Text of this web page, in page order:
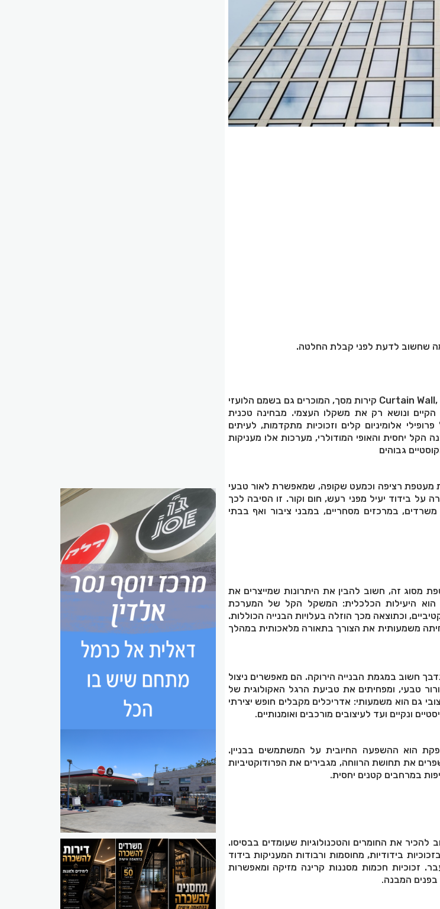
שחשוב לדעת לפני קבלת החלטה.
קירות מסך, המוכרים גם בשמם הלועזי Curtain Wall, הם רכיב מעטפת חיצונית שאינו נושא את משקל
ונושא רק את משקלו העצמי. מבחינה טכנית
אלומיניום קלים וזכוכיות מתקדמות, לעיתים
הקל יחסית והאופי המודולרי, מערכות אלו מעניקות
מעטפת רציפה וכמעט שקופה, שמאפשרת לאור טבעי
על בידוד יעיל מפני רעש, חום וקור. זו הסיבה לכך
במרכזים מסחריים, במבני ציבור ואף בבתי
מסוג זה, חשוב להבין את היתרונות שמייצרים את
הוא היעילות הכלכלית: המשקל הקל של המערכת
וכתוצאה מכך הוזלה בעלויות הבנייה הכוללות.
משמעותית את הצורך בתאורה מלאכותית במהלך
חשוב במגמת הבנייה הירוקה. הם מאפשרים ניצול
טבעי, ומפחיתים את טביעת הרגל האקולוגית של
גם הוא משמעותי: אדריכלים מקבלים חופש יצירתי
ונקיים ועד לעיצובים מורכבים ואומנותיים.
הוא ההשפעה החיובית על המשתמשים בבניין.
את תחושת הרווחה, מגבירים את הפרודוקטיביות
במרחבים קטנים יחסית.
את החומרים והטכנולוגיות שעומדים בבסיסו.
בידודיות, מחוסמות ורבודות המעניקות בידוד
זכוכיות חכמות מסננות קרינה מזיקה ומאפשרות
בפנים המבנה.